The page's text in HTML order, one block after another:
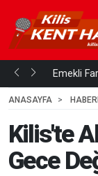
mi... Emekli
ANASAYFA
Kilis'te
Gece